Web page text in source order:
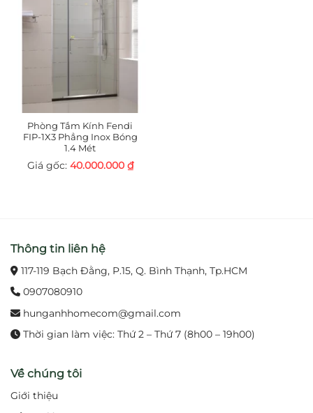
Phòng Tắm Kính Fendi
FIP-1X3 Phẳng Inox Bóng
1.4 Mét
40.000.000 ₫
Thông tin liên hệ
117-119 Bạch Đằng, P.15, Q. Bình Thạnh, Tp.HCM
0907080910
hunganhhomecom@gmail.com
Thời gian làm việc: Thứ 2 – Thứ 7 (8h00 – 19h00)
Về chúng tôi
Giới thiệu